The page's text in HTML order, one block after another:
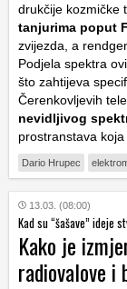
drukčije kozmičke
tanjurima poput
zvijezda, a
Podjela spektra
što zahtijeva
Čerenkovljevih
nevidljivog
prostranstava koja
Dario Hrupec
13.03. (08:00)
Kad su “šašave” ideje
Kako je
radiovalove i